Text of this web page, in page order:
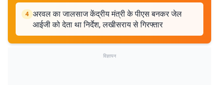
4 अरवल का जालसाज केंद्रीय मंत्री के पीएस बनकर जेल
आईजी को देता था निर्देश, लखीसराय से गिरफ्तार
विज्ञापन